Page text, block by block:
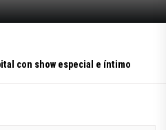
con show especial e íntimo